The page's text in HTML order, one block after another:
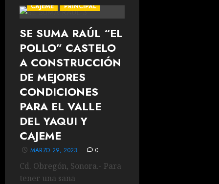
CAJEME PRINCIPAL
SE SUMA RAÚL “EL
POLLO” CASTELO
A CONSTRUCCIÓN
DE MEJORES
CONDICIONES
PARA EL VALLE
DEL YAQUI Y
CAJEME
MARZO 29, 2023 0
Cd. Obregón, Sonora.- Para
tener una sana